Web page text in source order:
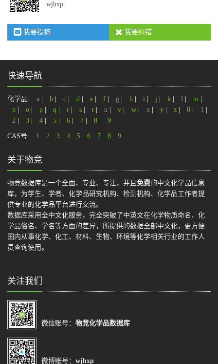
wjhxp
我要投稿 我要纠错
快速导航
化学品: a b c d e f g h i j k l m
n
o p q r s t u v w x y z 0 1
2
3 4 5 6 7 8 9
CAS号: 1 2 3 4 5 6 7 8 9
关于物竞
物竞数据库是一个全面、专业、专注，并且 免费的中文化学品信息
库，为学生、学者、化学品研究机构、检测机构、化学品工作者提
供专业的化学品平台进行交流。
数据库采用全中文化服务，完全突破了中英文在化学物质命名、化
学品俗名、学名等方面的差异，所提供的数据全部中文化，更方便
国内从事化学、化工、材料、生物、环境等化学相关行业的工作人
员查询使用。
关注我们
微信账号： 物竞化学品数据库
微博账号： wjhxp